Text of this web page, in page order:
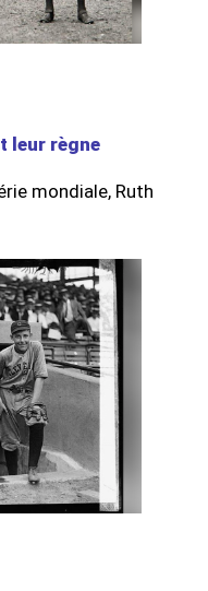
leur règne
mondiale, Ruth